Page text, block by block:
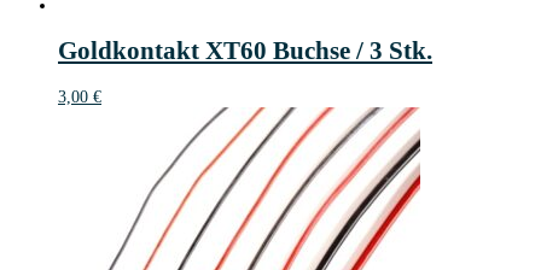
Goldkontakt XT60 Buchse / 3 Stk.
3,00 €